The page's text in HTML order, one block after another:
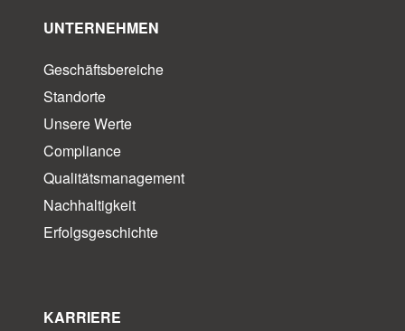
UNTERNEHMEN
Geschäftsbereiche
Standorte
Unsere Werte
Compliance
Qualitätsmanagement
Nachhaltigkeit
Erfolgsgeschichte
KARRIERE